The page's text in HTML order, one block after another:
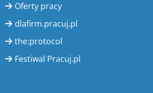
Oferty pracy
dlafirm.pracuj.pl
the:protocol
Festiwal Pracuj.pl